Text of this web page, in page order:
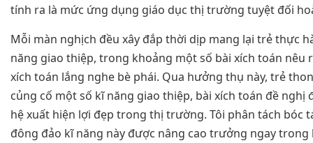
tính ra là mức ứng dụng giáo dục thị trường tuyệt đối
Mỗi màn nghịch đều xây đắp thời dịp mang lại trẻ thực
năng giao thiệp, trong khoảng một số bài xích toán nêu
xích toán lắng nghe bè phái. Qua hưởng thụ này, trẻ
củng cố một số kĩ năng giao thiệp, bài xích toán đề nghị
hệ xuất hiện lợi đẹp trong thị trường. Tôi phân tách bóc
đông đảo kĩ năng này được nâng cao trưởng ngay trong